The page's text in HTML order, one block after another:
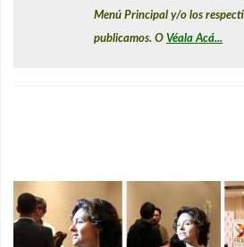
Menú Principal y/o los
publicamos. O Véala Acá...